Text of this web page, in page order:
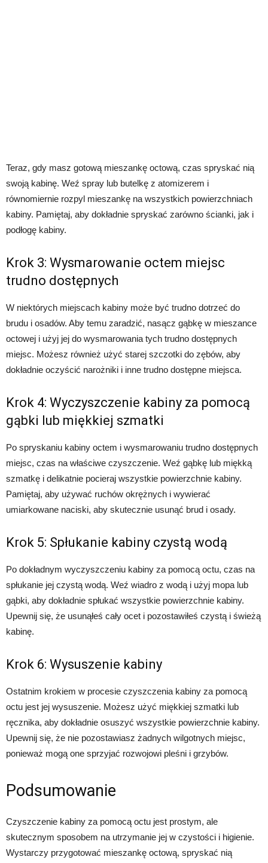
Teraz, gdy masz gotową mieszankę octową, czas spryskać nią
swoją kabinę. Weź spray lub butelkę z atomizerem i
równomiernie rozpyl mieszankę na wszystkich powierzchniach
kabiny. Pamiętaj, aby dokładnie spryskać zarówno ścianki, jak i
podłogę kabiny.
Krok 3: Wysmarowanie octem miejsc
trudno dostępnych
W niektórych miejscach kabiny może być trudno dotrzeć do
brudu i osadów. Aby temu zaradzić, nasącz gąbkę w mieszance
octowej i użyj jej do wysmarowania tych trudno dostępnych
miejsc. Możesz również użyć starej szczotki do zębów, aby
dokładnie oczyścić narożniki i inne trudno dostępne miejsca.
Krok 4: Wyczyszczenie kabiny za pomocą
gąbki lub miękkiej szmatki
Po spryskaniu kabiny octem i wysmarowaniu trudno dostępnych
miejsc, czas na właściwe czyszczenie. Weź gąbkę lub miękką
szmatkę i delikatnie pocieraj wszystkie powierzchnie kabiny.
Pamiętaj, aby używać ruchów okrężnych i wywierać
umiarkowane naciski, aby skutecznie usunąć brud i osady.
Krok 5: Spłukanie kabiny czystą wodą
Po dokładnym wyczyszczeniu kabiny za pomocą octu, czas na
spłukanie jej czystą wodą. Weź wiadro z wodą i użyj mopa lub
gąbki, aby dokładnie spłukać wszystkie powierzchnie kabiny.
Upewnij się, że usunąłeś cały ocet i pozostawiłeś czystą i świeżą
kabinę.
Krok 6: Wysuszenie kabiny
Ostatnim krokiem w procesie czyszczenia kabiny za pomocą
octu jest jej wysuszenie. Możesz użyć miękkiej szmatki lub
ręcznika, aby dokładnie osuszyć wszystkie powierzchnie kabiny.
Upewnij się, że nie pozostawiasz żadnych wilgotnych miejsc,
ponieważ mogą one sprzyjać rozwojowi pleśni i grzybów.
Podsumowanie
Czyszczenie kabiny za pomocą octu jest prostym, ale
skutecznym sposobem na utrzymanie jej w czystości i higienie.
Wystarczy przygotować mieszankę octową, spryskać nią